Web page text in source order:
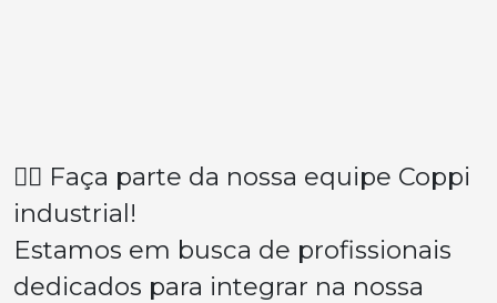
👉🏽 Faça parte da nossa equipe Coppi
industrial!
Estamos em busca de profissionais
dedicados para integrar na nossa